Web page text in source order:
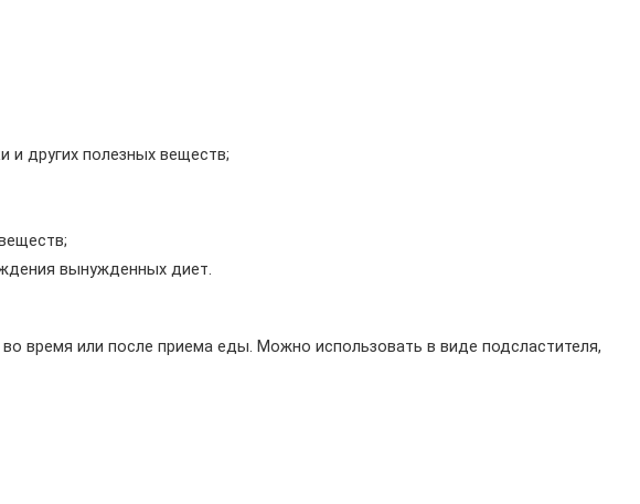
и других полезных веществ;
вынужденных диет.
время или после приема еды. Можно использовать в виде подсластителя,